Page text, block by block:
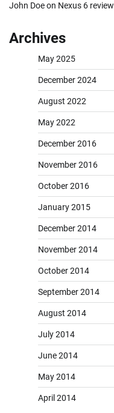
John Doeon Nexus 6 review
Archives
May 2025
December 2024
August 2022
May 2022
December 2016
November 2016
October 2016
January 2015
December 2014
November 2014
October 2014
September 2014
August 2014
July 2014
June 2014
May 2014
April 2014